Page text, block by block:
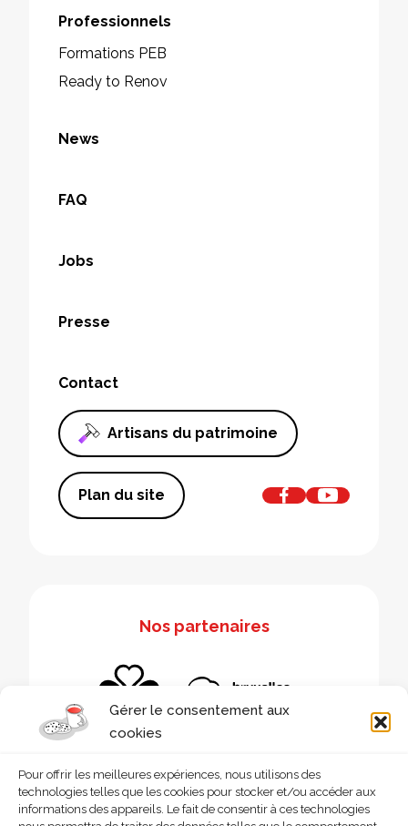
Gérer le consentement aux
cookies
Pour offrir les meilleures expériences, nous utilisons des
technologies telles que les cookies pour stocker et/ou accéder aux
informations des appareils. Le fait de consentir à ces technologies
Professionnels
Formations PEB
Ready to Renov
News
FAQ
Jobs
Presse
Contact
Artisans du patrimoine
Plan du site
Nos partenaires